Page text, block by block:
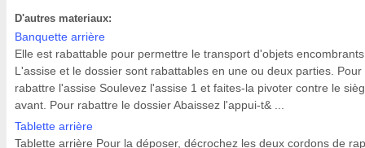
D'autres materiaux:
Banquette arrière
Elle est rabattable pour permettre le transport d'objets
L'assise et le dossier sont rabattables en une ou deux parties. Pour
rabattre l'assise Soulevez l'assise 1 et faites-la pivoter contre le
avant. Pour rabattre le dossier Abaissez l'appui-t& ...
Tablette arrière
Tablette arrière Pour la déposer, décrochez les deux cordons de